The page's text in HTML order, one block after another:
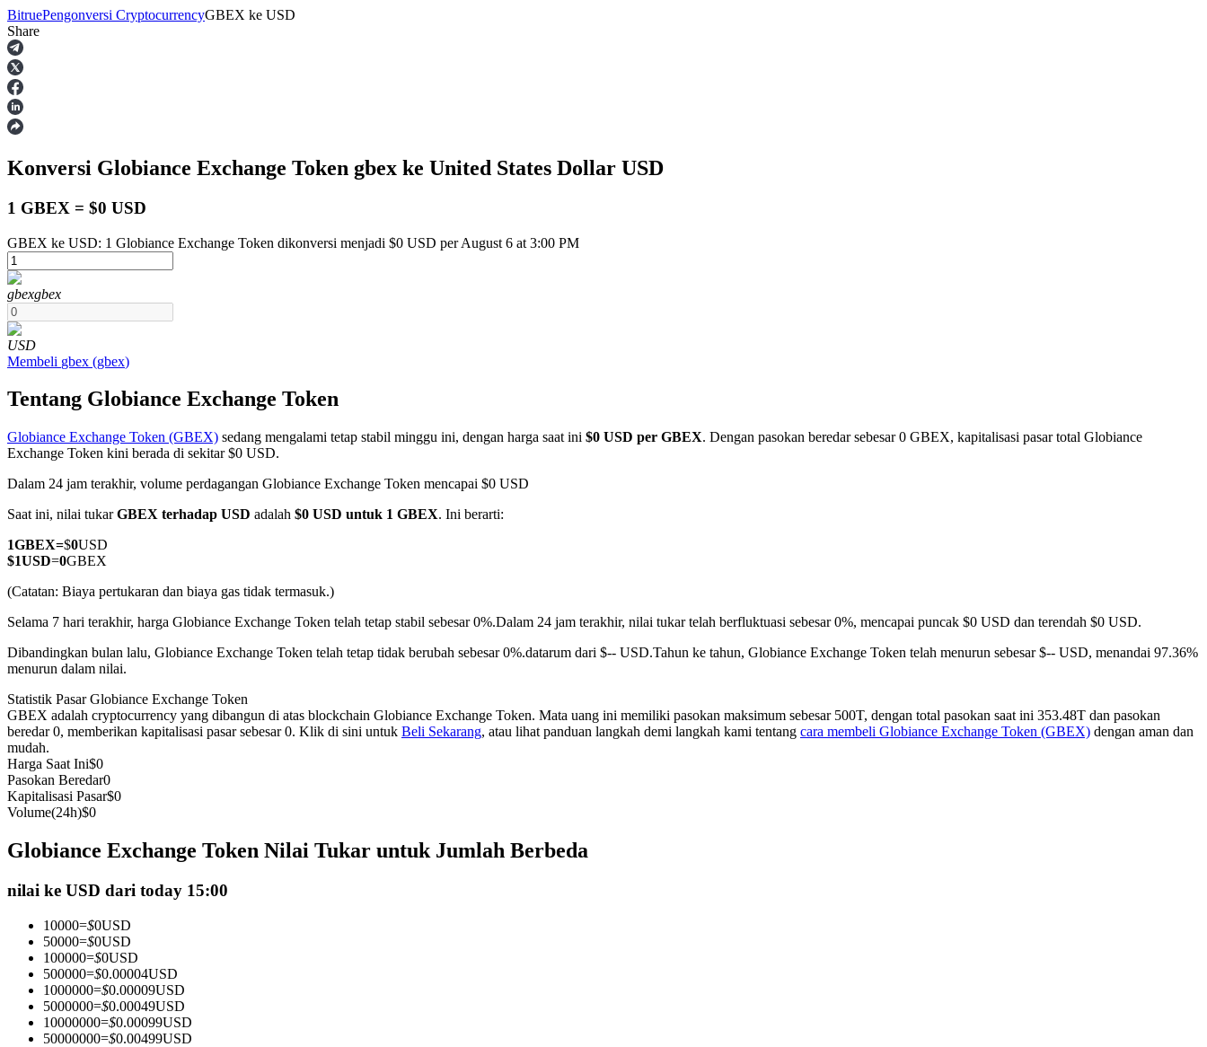
Berjangka
USDT Berjangka
Kontrak berjangka menggunakan USDT sebagai jaminannya
COIN-M Berjangka
Mata Uang Kripto Berjangka
USDC Berjangka
Kontrak berjangka menggunakan USDC sebagai jaminannya
Copy Trading
Bergabunglah dengan pedagang top
BitruePengonversi CryptocurrencyGBEX ke USD
Share
Konversi Globiance Exchange Token gbex ke United States Dollar USD
1 GBEX = $0 USD
GBEX ke USD: 1 Globiance Exchange Token dikonversi menjadi $0 USD per August 6 at 3:00 PM
gbexgbex
USD
Membeli gbex (gbex)
Tentang Globiance Exchange Token
Globiance Exchange Token (GBEX) sedang mengalami tetap stabil minggu ini, dengan harga saat ini $0 USD per GBEX. Dengan pasokan beredar sebesar 0 GBEX, kapitalisasi pasar total Globiance
Exchange Token kini berada di sekitar $0 USD.
Dalam 24 jam terakhir, volume perdagangan Globiance Exchange Token mencapai $0 USD
Saat ini, nilai tukarGBEX terhadap USD adalah $0 USD untuk 1 GBEX. Ini berarti:
1GBEX=$0USD
$1USD=0GBEX
(Catatan: Biaya pertukaran dan biaya gas tidak termasuk.)
Selama 7 hari terakhir, harga Globiance Exchange Token telah tetap stabil sebesar 0%.Dalam 24 jam terakhir, nilai tukar telah berfluktuasi sebesar 0%, mencapai puncak $0 USD dan terendah $0 USD.
Dibandingkan bulan lalu, Globiance Exchange Token telah tetap tidak berubah sebesar 0%.datarum dari $-- USD.Tahun ke tahun, Globiance Exchange Token telah menurun sebesar $-- USD, menandai 97.36%
menurun dalam nilai.
Statistik Pasar Globiance Exchange Token
GBEX adalah cryptocurrency yang dibangun di atas blockchain Globiance Exchange Token. Mata uang ini memiliki pasokan maksimum sebesar 500T, dengan total pasokan saat ini 353.48T dan pasokan
beredar 0, memberikan kapitalisasi pasar sebesar 0. Klik di sini untuk Beli Sekarang, atau lihat panduan langkah demi langkah kami tentang cara membeli Globiance Exchange Token (GBEX) dengan aman dan
mudah.
Harga Saat Ini$0
Pasokan Beredar0
Kapitalisasi Pasar$0
Volume(24h)$0
Globiance Exchange Token Nilai Tukar untuk Jumlah Berbeda
nilai ke USD dari today 15:00
10000=$0USD
50000=$0USD
100000=$0USD
500000=$0.00004USD
1000000=$0.00009USD
5000000=$0.00049USD
10000000=$0.00099USD
50000000=$0.00499USD